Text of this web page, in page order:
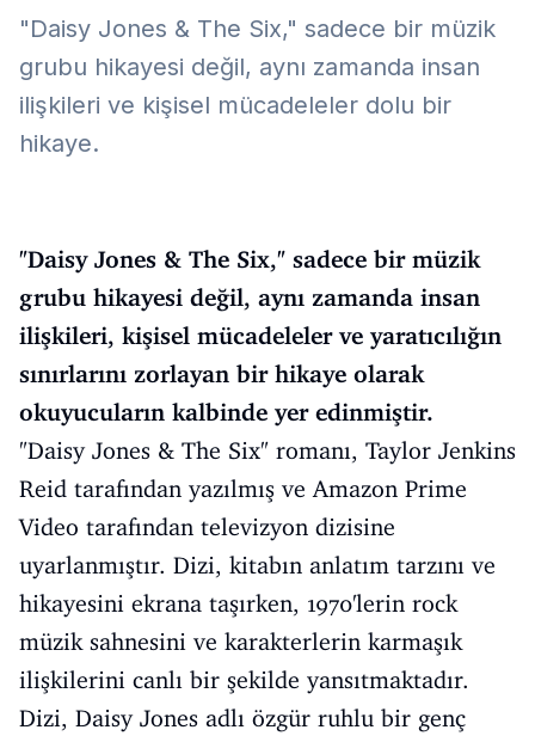
"Daisy Jones & The Six," sadece bir müzik
grubu hikayesi değil, aynı zamanda insan
ilişkileri ve kişisel mücadeleler dolu bir
hikaye.
"Daisy Jones & The Six," sadece bir müzik
grubu hikayesi değil, aynı zamanda insan
ilişkileri, kişisel mücadeleler ve yaratıcılığın
sınırlarını zorlayan bir hikaye olarak
okuyucuların kalbinde yer edinmiştir.
"Daisy Jones & The Six" romanı, Taylor Jenkins
Reid tarafından yazılmış ve Amazon Prime
Video tarafından televizyon dizisine
uyarlanmıştır. Dizi, kitabın anlatım tarzını ve
hikayesini ekrana taşırken, 1970'lerin rock
müzik sahnesini ve karakterlerin karmaşık
ilişkilerini canlı bir şekilde yansıtmaktadır.
Dizi, Daisy Jones adlı özgür ruhlu bir genç